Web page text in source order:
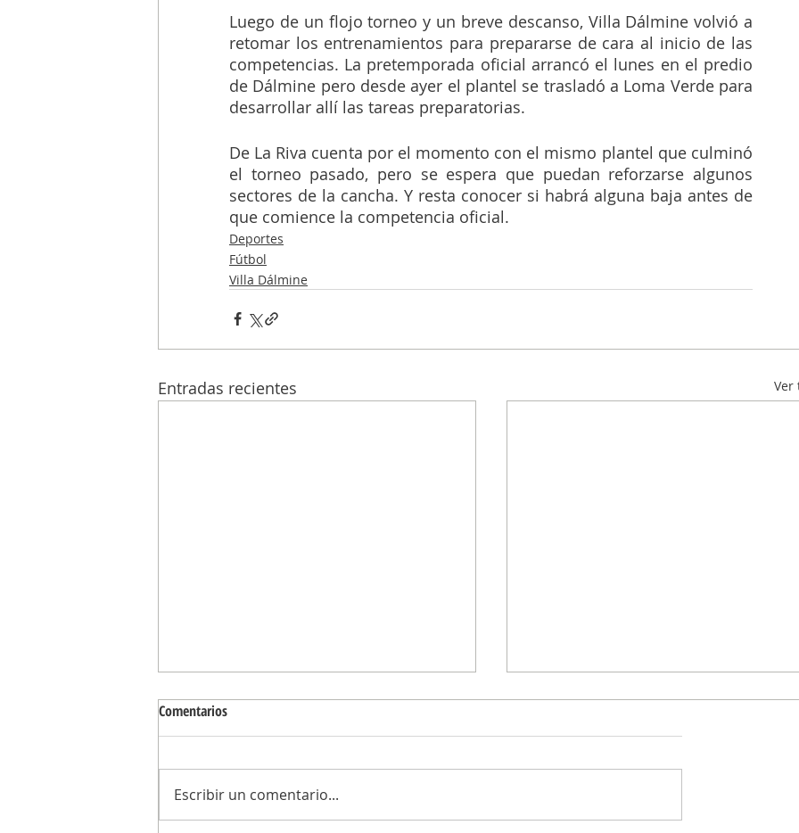
Luego de un flojo torneo y un breve descanso, Villa Dálmine volvió a
retomar los entrenamientos para prepararse de cara al inicio de las
competencias. La pretemporada oficial arrancó el lunes en el predio
de Dálmine pero desde ayer el plantel se trasladó a Loma Verde para
desarrollar allí las tareas preparatorias.
De La Riva cuenta por el momento con el mismo plantel que culminó
el torneo pasado, pero se espera que puedan reforzarse algunos
sectores de la cancha. Y resta conocer si habrá alguna baja antes de
que comience la competencia oficial.
Deportes
Fútbol
Villa Dálmine
Entradas recientes Ver
Comentarios
Escribir un comentario...